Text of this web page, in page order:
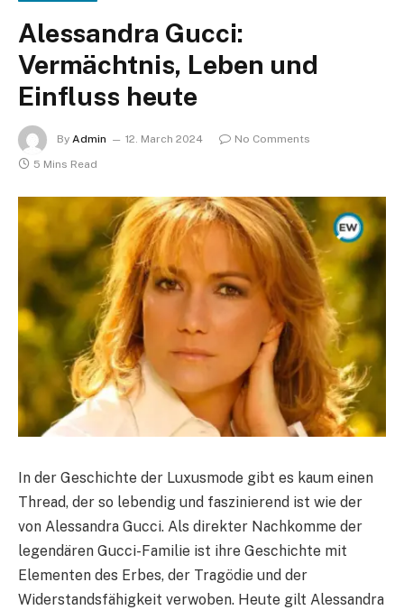
Alessandra Gucci:
Vermächtnis, Leben und
Einfluss heute
By Admin 12. March 2024
No Comments
5 Mins Read
In der Geschichte der Luxusmode gibt es kaum einen
Thread, der so lebendig und faszinierend ist wie der
von Alessandra Gucci. Als direkter Nachkomme der
legendären Gucci-Familie ist ihre Geschichte mit
Elementen des Erbes, der Tragödie und der
Widerstandsfähigkeit verwoben. Heute gilt Alessandra